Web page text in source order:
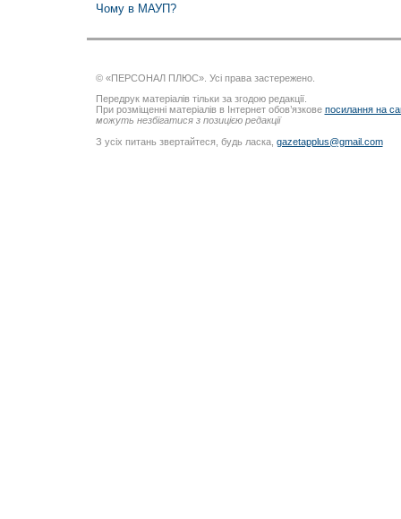
Чому в МАУП?
© «ПЕРСОНАЛ ПЛЮС». Усі права застережено.
Передрук матеріалів тільки за згодою редакції.
При розміщенні матеріалів в Інтернет обов’язкове посилання на
можуть незбігатися з позицією редакції
З усіх питань звертайтеся, будь ласка, gazetapplus@gmail.com